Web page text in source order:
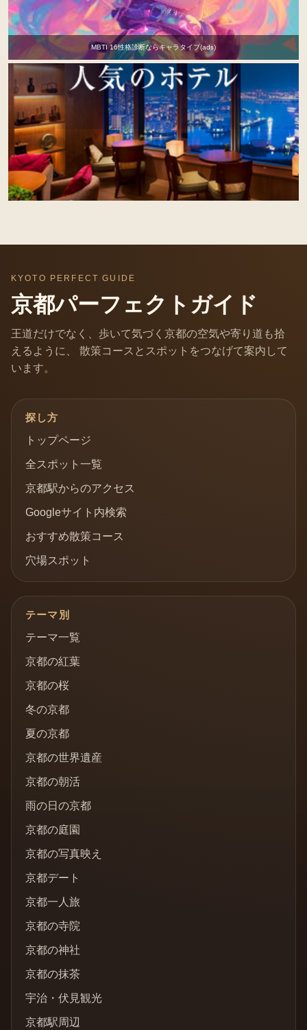
MBTI 16性格診断ならキャラタイプ(ads)
KYOTO PERFECT GUIDE
京都パーフェクトガイド
王道だけでなく、歩いて気づく京都の空気や寄り道も拾
えるように、 散策コースとスポットをつなげて案内して
います。
探し方
トップページ
全スポット一覧
京都駅からのアクセス
Googleサイト内検索
おすすめ散策コース
穴場スポット
テーマ別
テーマ一覧
京都の紅葉
京都の桜
冬の京都
夏の京都
京都の世界遺産
京都の朝活
雨の日の京都
京都の庭園
京都の写真映え
京都デート
京都一人旅
京都の寺院
京都の神社
京都の抹茶
宇治・伏見観光
京都駅周辺